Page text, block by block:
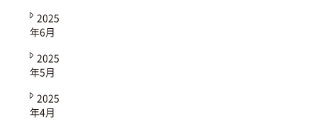
2025
年6月
2025
年5月
2025
年4月